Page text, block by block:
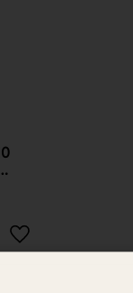
Añadir a favoritos